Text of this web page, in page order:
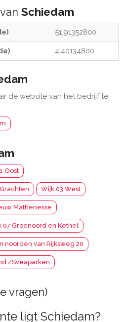
Schiedam
51.91352800
4.40134800
de website van het bedrijf te
Oost
Wijk 03 West
Mathenesse
07 Groenoord en Kethel
noorden van Rijksweg 20
/Sveaparken
vragen)
ligt Schiedam?